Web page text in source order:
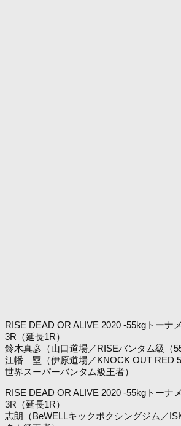
RISE DEAD OR ALIVE 2020 -55kgトー
3R（延長1R）
鈴木真彦（山口道場／RISEバンタム級（
江幡 塁（伊原道場／KNOCK OUT RED
世界スーパーバンタム級王者）
RISE DEAD OR ALIVE 2020 -55kgトー
3R（延長1R）
志朗（BeWELLキックボクシングジム／